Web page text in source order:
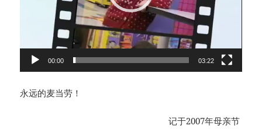
00:00 03:22
永远的麦当劳！
记于2007年母亲节